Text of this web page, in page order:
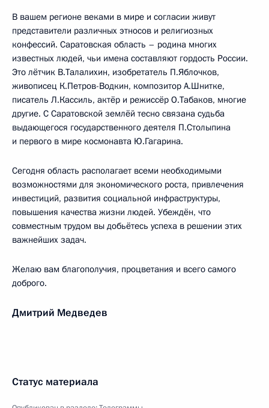
В вашем регионе веками в мире и согласии живут
представители различных этносов и религиозных
конфессий. Саратовская область – родина многих
известных людей, чьи имена составляют гордость России.
Это лётчик В.Талалихин, изобретатель П.Яблочков,
живописец К.Петров-Водкин, композитор А.Шнитке,
писатель Л.Кассиль, актёр и режиссёр О.Табаков, многие
другие. С Саратовской землёй тесно связана судьба
выдающегося государственного деятеля П.Столыпина
и первого в мире космонавта Ю.Гагарина.
Сегодня область располагает всеми необходимыми
возможностями для экономического роста, привлечения
инвестиций, развития социальной инфраструктуры,
повышения качества жизни людей. Убеждён, что
совместным трудом вы добьётесь успеха в решении этих
важнейших задач.
Желаю вам благополучия, процветания и всего самого
доброго.
Дмитрий Медведев
Статус материала